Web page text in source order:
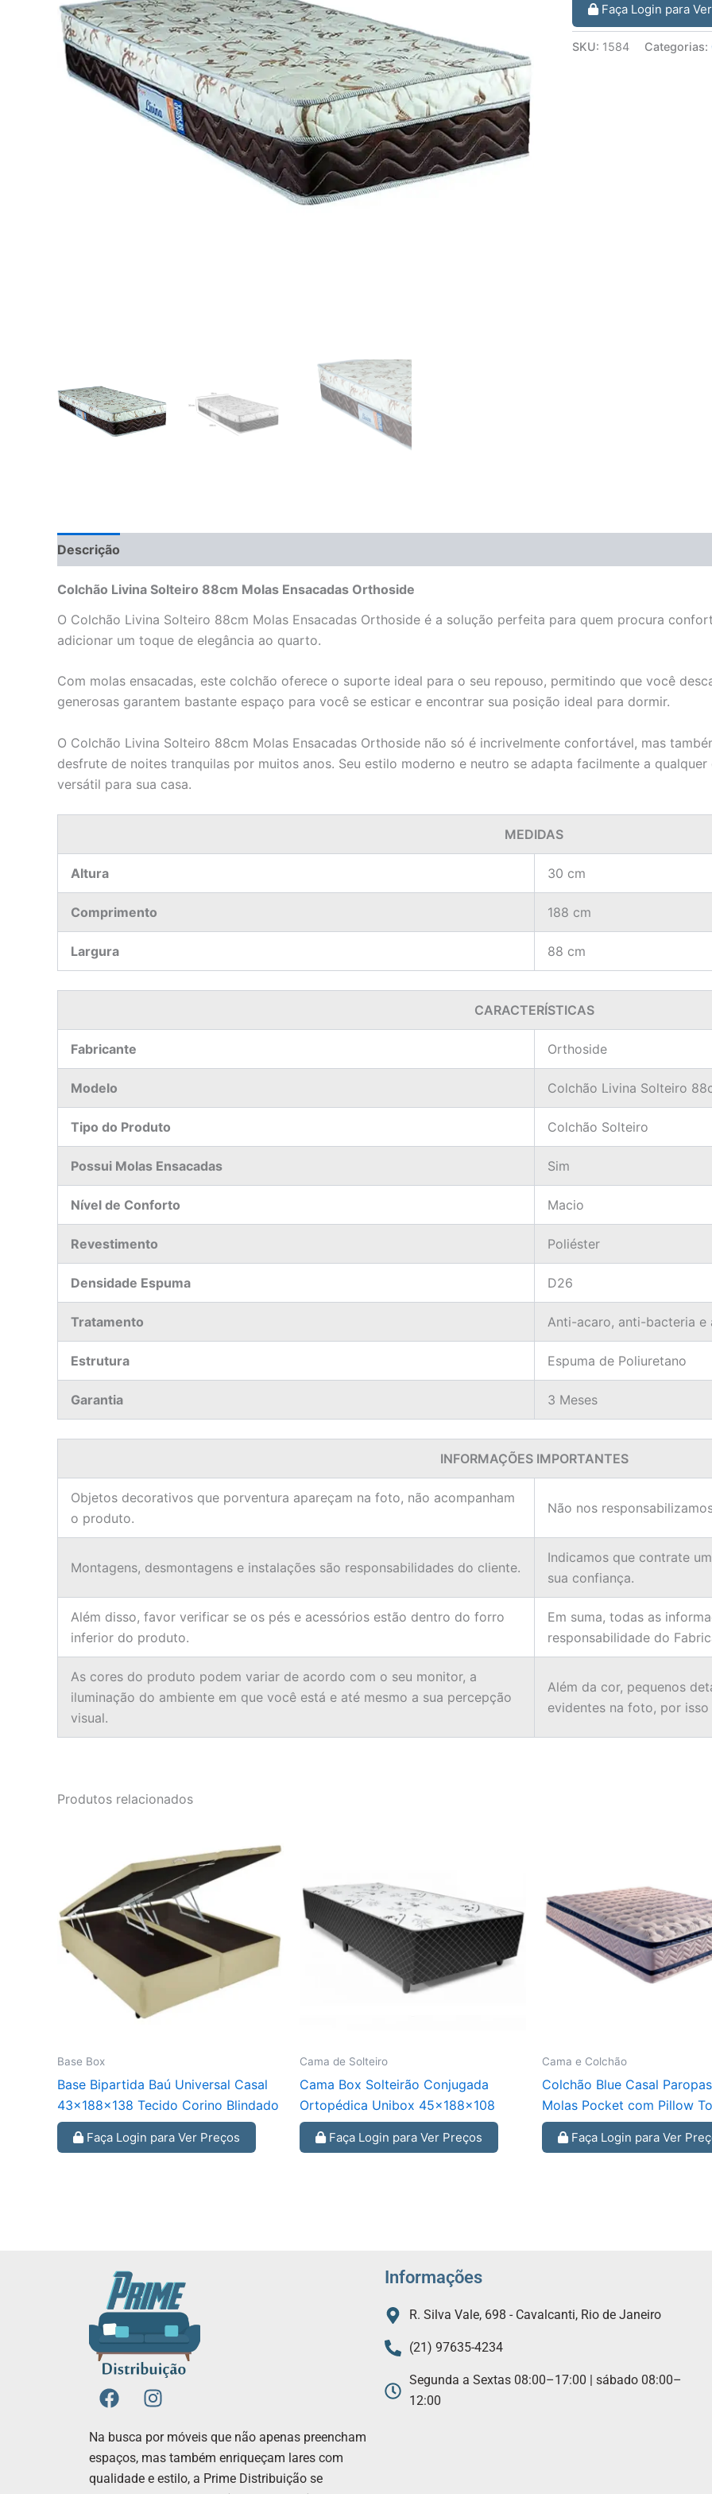
Faça Login para
SKU: 1584 Categorias:
Descrição
Colchão Livina Solteiro 88cm Molas Ensacadas Orthoside
O Colchão Livina Solteiro 88cm Molas Ensacadas Orthoside é a solução perfeita para quem procura
adicionar um toque de elegância ao quarto.
Com molas ensacadas, este colchão oferece o suporte ideal para o seu repouso, permitindo que você
generosas garantem bastante espaço para você se esticar e encontrar sua posição ideal para dormir.
O Colchão Livina Solteiro 88cm Molas Ensacadas Orthoside não só é incrivelmente confortável, mas
desfrute de noites tranquilas por muitos anos. Seu estilo moderno e neutro se adapta facilmente a
versátil para sua casa.
MEDIDAS
Altura 30 cm
Comprimento 188 cm
Largura 88 cm
CARACTERÍSTICAS
Fabricante Orthoside
Modelo Colchão Livina Solteiro
Tipo do Produto Colchão Solteiro
Possui Molas Ensacadas Sim
Nível de Conforto Macio
Revestimento Poliéster
Densidade Espuma D26
Tratamento Anti-acaro, anti-bacteria e
Estrutura Espuma de Poliuretano
Garantia 3 Meses
INFORMAÇÕES IMPORTANTES
Objetos decorativos que porventura apareçam na foto, não acompanham
o produto.
Não nos
Montagens, desmontagens e instalações são responsabilidades do cliente.
Indicamos que contrate
sua confiança.
Além disso, favor verificar se os pés e acessórios estão dentro do forro
inferior do produto.
Em suma, todas as
responsabilidade do
As cores do produto podem variar de acordo com o seu monitor, a
iluminação do ambiente em que você está e até mesmo a sua percepção
visual.
Além da cor, pequenos
evidentes na foto, por
Produtos relacionados
Base Box
Base Bipartida Baú Universal Casal
43x188x138 Tecido Corino Blindado
Faça Login para Ver Preços
Cama de Solteiro
Cama Box Solteirão Conjugada
Ortopédica Unibox 45x188x108
Faça Login para Ver Preços
Cama e Colchão
Colchão Blue Casal
Molas Pocket com Pillow
Faça Login para Ver
F
a
c
e
b
o
I
n
t
a
g
Na busca por móveis que não apenas preencham
espaços, mas também enriqueçam lares com
qualidade e estilo, a Prime Distribuição se
Informações
R. Silva Vale, 698 - Cavalcanti, Rio de Janeiro
(21) 97635-4234
Segunda a Sextas 08:00–17:00 | sábado 08:00–
12:00